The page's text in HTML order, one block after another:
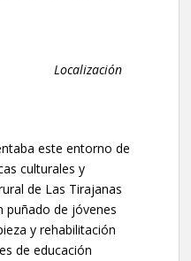
Localización
este entorno de
culturales y
de Las Tirajanas
puñado de jóvenes
y rehabilitación
de educación